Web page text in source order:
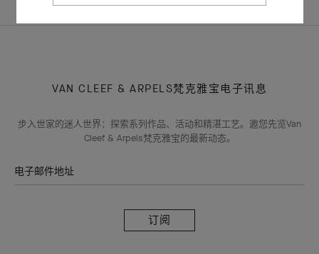
世家 视频 FLEURETTE系列戒指的制作
VAN CLEEF & ARPELS梵克雅宝电子讯息
步入世家的迷人世界：探索系列作品、活动和精湛工艺。邀您先览Van
Cleef & Arpels梵克雅宝的最新动态。
电子邮件地址
阅